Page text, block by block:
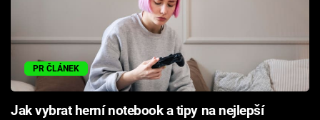
PR ČLÁNEK
Jak vybrat herní notebook a tipy na nejlepší